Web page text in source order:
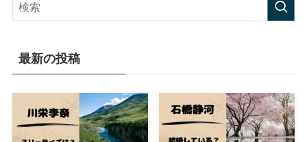
最新の投稿